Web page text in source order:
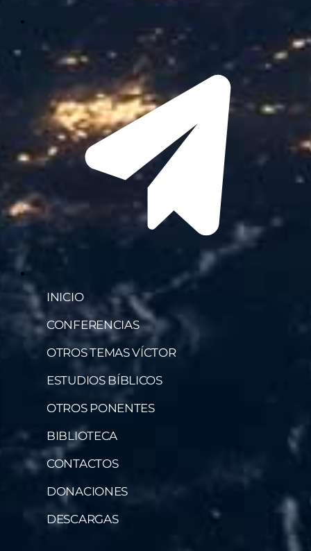
INICIO
CONFERENCIAS
OTROS TEMAS VÍCTOR
ESTUDIOS BÍBLICOS
OTROS PONENTES
BIBLIOTECA
CONTACTOS
DONACIONES
DESCARGAS